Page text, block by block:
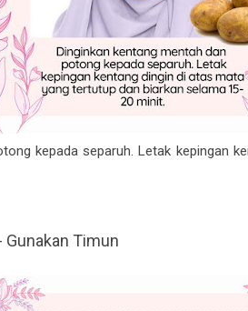
kepada separuh. Letak kepingan
Gunakan Timun